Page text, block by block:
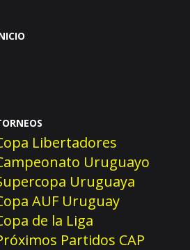
Libertadores
Uruguayo
Uruguaya
AUF Uruguay
de la Liga
Partidos CAP